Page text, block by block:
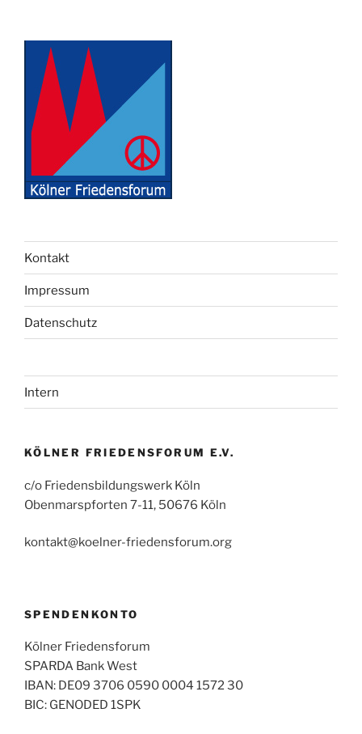
Kontakt
Impressum
Datenschutz
Intern
KÖLNER FRIEDENSFORUM E.V.
c/o Friedensbildungswerk Köln
Obenmarspforten 7-11, 50676 Köln
kontakt@koelner-friedensforum.org
SPENDENKONTO
Kölner Friedensforum
SPARDA Bank West
IBAN: DE09 3706 0590 0004 1572 30
BIC: GENODED 1SPK